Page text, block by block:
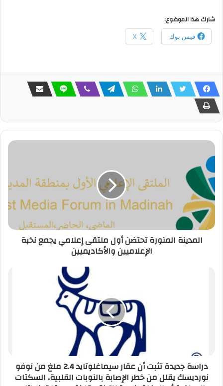
شارك هذا الموضوع:
فيس بوك X
المدينة المنورة تحتضن أول ملتقى إعلامي يجمع نخبة
الإعلاميين والأكاديميين
دراسة جديدة تثبت أن عقار سيماغلوتايد 2.4 ملغ من نوفو
نورديسك يقلل من خطر الإصابة بالنوبات القلبية، السكتات